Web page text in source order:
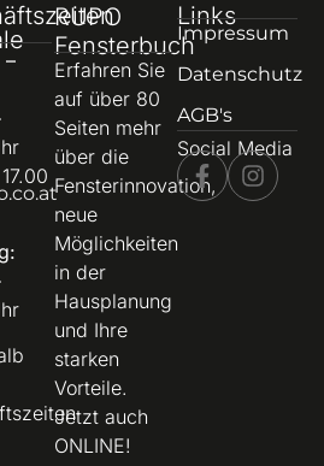
–
RUPO
Fensterbuch
Erfahren Sie
auf über 80
Seiten mehr
über die
Fensterinnovation,
neue
Möglichkeiten
in der
Hausplanung
und Ihre
starken
Vorteile.
Jetzt auch
ONLINE!
Links
Impressum
Datenschutz
AGB's
Social Media